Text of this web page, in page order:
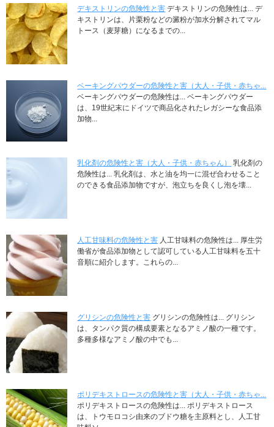
デキストリンの危険性と害 デキストリンの危険性は... デ
キストリンは、片栗粉などの澱粉が加水分解されてマル
トース（麦芽糖）になるまでの...
ベーキングパウダーの危険性と害（大人・子供・赤ちゃ...
ベーキングパウダーの危険性は... ベーキングパウダー
は、19世紀末にドイツで商品化されたレガシーな食品添
加物...
乳化剤の危険性と害（大人・子供・赤ちゃん）
乳化剤の
危険性は... 乳化剤は、水と油を均一に混ぜ合わせること
のできる食品添加物ですが、泡立ちを良くし泡を壊...
人工甘味料の危険性と害 人工甘味料の危険性は... 厚生労
働省が食品添加物として認可している人工甘味料を五十
音順に紹介します。これらの...
グリシンの危険性と害 グリシンの危険性は... グリシン
は、タンパク質の構成要素となるアミノ酸の一種です。
多種多様なアミノ酸の中でも...
ポリデキストロースの危険性と害（大人・子供・赤ちゃ...
ポリデキストロースの危険性は... ポリデキストロース
は、トウモロコシ由来のブドウ糖を主原料とし、人工甘